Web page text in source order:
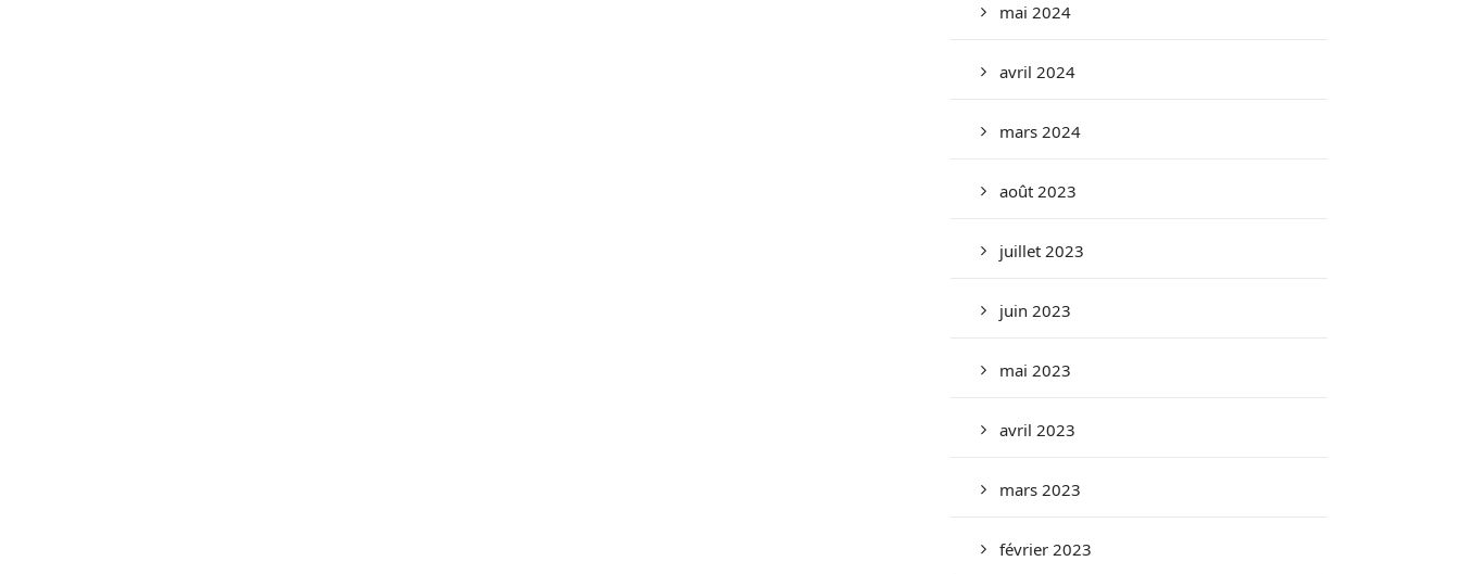
mai 2024
avril 2024
mars 2024
août 2023
juillet 2023
juin 2023
mai 2023
avril 2023
mars 2023
février 2023